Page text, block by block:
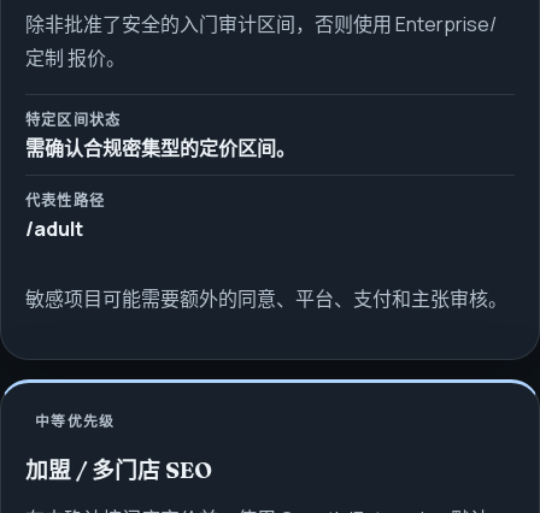
除非批准了安全的入门审计区间，否则使用 Enterprise/
定制 报价。
特定区间状态
需确认合规密集型的定价区间。
代表性路径
/adult
敏感项目可能需要额外的同意、平台、支付和主张审核。
中等优先级
加盟 / 多门店 SEO